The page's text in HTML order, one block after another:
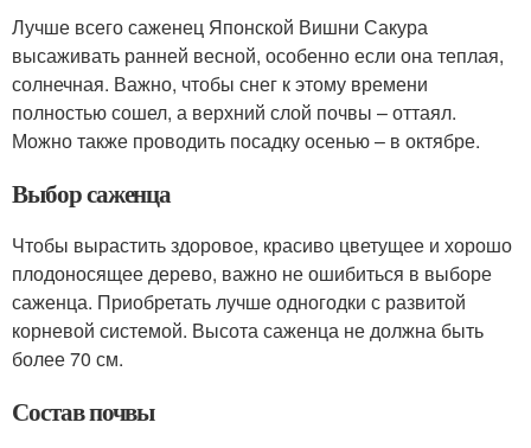
Лучше всего саженец Японской Вишни Сакура
высаживать ранней весной, особенно если она теплая,
солнечная. Важно, чтобы снег к этому времени
полностью сошел, а верхний слой почвы – оттаял.
Можно также проводить посадку осенью – в октябре.
Выбор саженца
Чтобы вырастить здоровое, красиво цветущее и хорошо
плодоносящее дерево, важно не ошибиться в выборе
саженца. Приобретать лучше одногодки с развитой
корневой системой. Высота саженца не должна быть
более 70 см.
Состав почвы